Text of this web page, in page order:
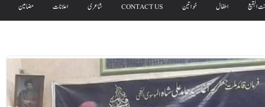
البقیع اطفال خواتین CONTACT US شاعری اعلانات مضامین